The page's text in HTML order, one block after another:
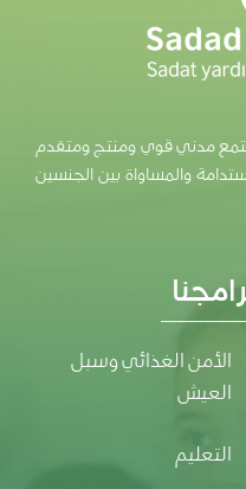
الأمن الغذائي وسبل
التعليم
الحماية